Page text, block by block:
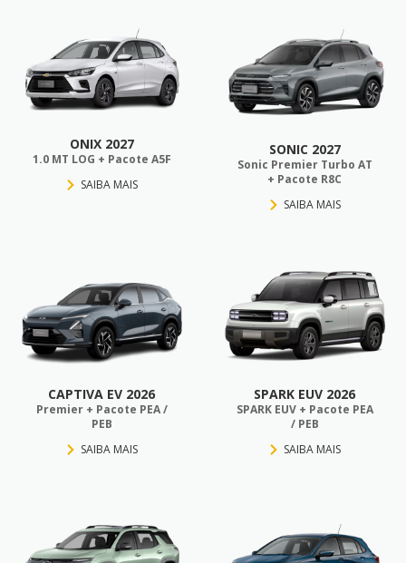
ONIX 2027
1.0 MT LOG + Pacote A5F
SAIBA MAIS
SONIC 2027
Sonic Premier Turbo AT
+ Pacote R8C
SAIBA MAIS
CAPTIVA EV 2026
Premier + Pacote PEA /
PEB
SAIBA MAIS
SPARK EUV 2026
SPARK EUV + Pacote PEA
/ PEB
SAIBA MAIS